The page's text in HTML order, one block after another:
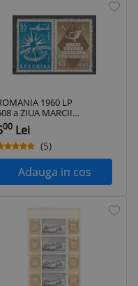
1960 LP
a ZIUA MARCII
MNH
00 Lei
(5)
Adauga in cos